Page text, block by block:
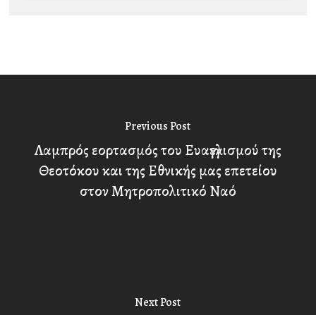
Previous Post
Λαμπρός εορτασμός του Ευαγγελισμού της
Θεοτόκου και της Εθνικής μας επετείου
στον Μητροπολιτικό Ναό
Next Post